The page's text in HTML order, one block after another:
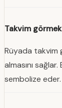
Takvim
Rüyada takvim
almasını
sembolize eder.